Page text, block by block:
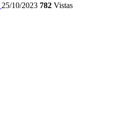
25/10/2023 782 Vistas